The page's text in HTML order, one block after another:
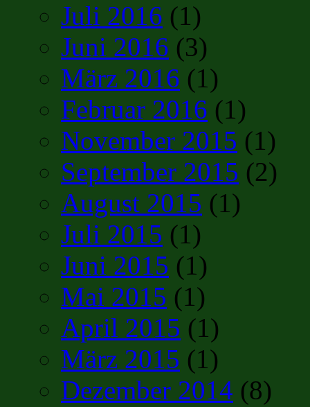
Juli 2016 (1)
Juni 2016 (3)
März 2016 (1)
Februar 2016 (1)
November 2015 (1)
September 2015 (2)
August 2015 (1)
Juli 2015 (1)
Juni 2015 (1)
Mai 2015 (1)
April 2015 (1)
März 2015 (1)
Dezember 2014 (8)